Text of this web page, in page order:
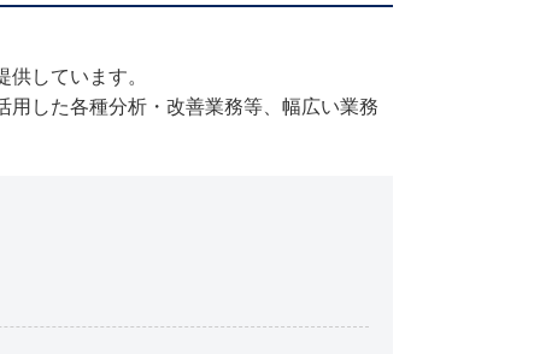
しています。
した各種分析・改善業務等、幅広い業務